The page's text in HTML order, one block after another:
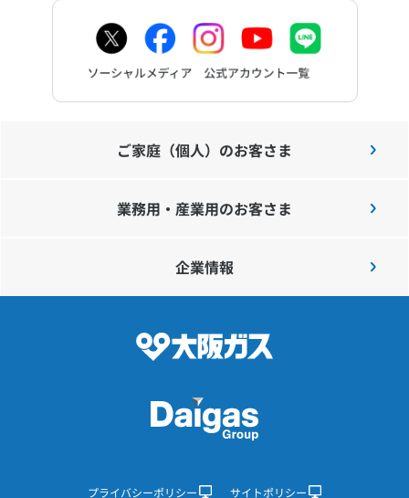
ご家庭（個人）のお客さま
業務用・産業用のお客さま
企業情報
プライバシーポリシー サイトポリシー